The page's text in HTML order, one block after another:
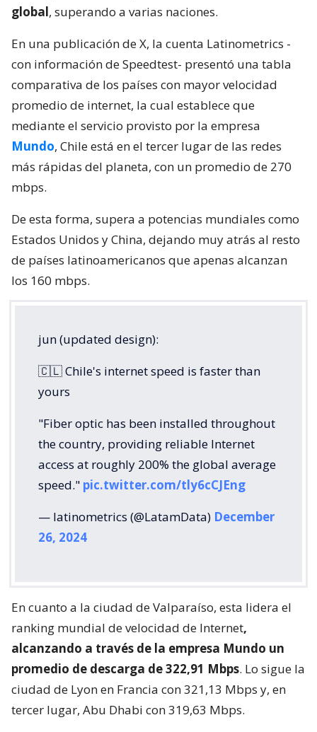
global, superando a varias naciones.
En una publicación de X, la cuenta Latinometrics -
con información de Speedtest- presentó una tabla
comparativa de los países con mayor velocidad
promedio de internet, la cual establece que
mediante el servicio provisto por la empresa
Mundo, Chile está en el tercer lugar de las redes
más rápidas del planeta, con un promedio de 270
mbps.
De esta forma, supera a potencias mundiales como
Estados Unidos y China, dejando muy atrás al resto
de países latinoamericanos que apenas alcanzan
los 160 mbps.
jun (updated design):
🇨🇱 Chile's internet speed is faster than
yours
"Fiber optic has been installed throughout
the country, providing reliable Internet
access at roughly 200% the global average
speed." pic.twitter.com/tly6cCJEng
— latinometrics (@LatamData) December
26, 2024
En cuanto a la ciudad de Valparaíso, esta lidera el
ranking mundial de velocidad de Internet,
alcanzando a través de la empresa Mundo un
promedio de descarga de 322,91 Mbps. Lo sigue la
ciudad de Lyon en Francia con 321,13 Mbps y, en
tercer lugar, Abu Dhabi con 319,63 Mbps.